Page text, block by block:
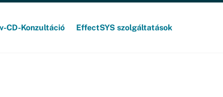
CD-Konzultáció EffectSYS szolgáltatások